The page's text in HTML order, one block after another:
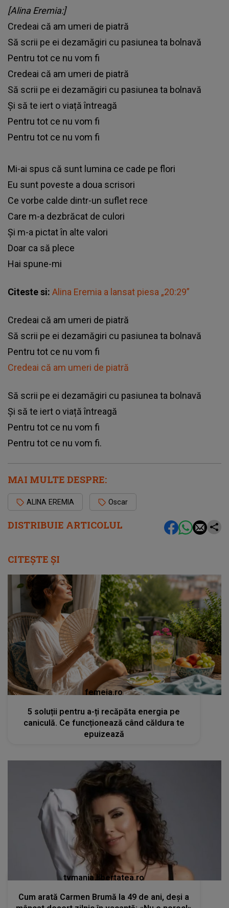
DISTRIBUIE ARTICOLUL
[Alina Eremia:]
Credeai că am umeri de piatră
Să scrii pe ei dezamăgiri cu pasiunea ta bolnavă
Pentru tot ce nu vom fi
Credeai că am umeri de piatră
Să scrii pe ei dezamăgiri cu pasiunea ta bolnavă
Și să te iert o viață întreagă
Pentru tot ce nu vom fi
Pentru tot ce nu vom fi
Mi-ai spus că sunt lumina ce cade pe flori
Eu sunt poveste a doua scrisori
Ce vorbe calde dintr-un suflet rece
Care m-a dezbrăcat de culori
Și m-a pictat în alte valori
Doar ca să plece
Hai spune-mi
Citeste si: Alina Eremia a lansat piesa „20:29”
Credeai că am umeri de piatră
Să scrii pe ei dezamăgiri cu pasiunea ta bolnavă
Pentru tot ce nu vom fi
Credeai că am umeri de piatră
Să scrii pe ei dezamăgiri cu pasiunea ta bolnavă
Și să te iert o viață întreagă
Pentru tot ce nu vom fi
Pentru tot ce nu vom fi.
MAI MULTE DESPRE:
ALINA EREMIA Oscar
CITEȘTE ȘI
femeia.ro
5 soluții pentru a-ți recăpăta energia pe
caniculă. Ce funcționează când căldura te
epuizează
tvmania.libertatea.ro
Cum arată Carmen Brumă la 49 de ani, deși a